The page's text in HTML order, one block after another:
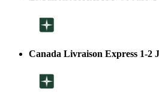
Canada Livraison Express 1-2